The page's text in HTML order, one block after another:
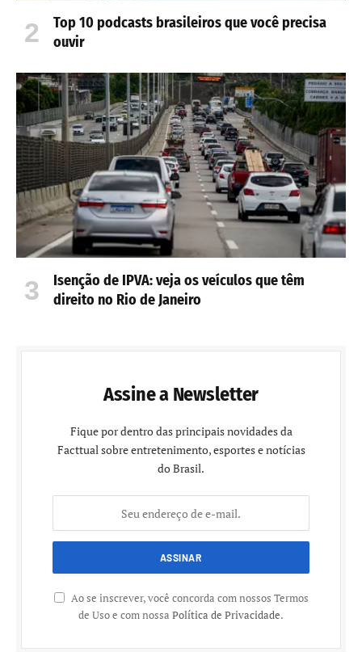
Top 10 podcasts brasileiros que você precisa
ouvir
Isenção de IPVA: veja os veículos que têm
direito no Rio de Janeiro
Assine a Newsletter
Fique por dentro das principais novidades da
Facttual sobre entretenimento, esportes e notícias
do Brasil.
Ao se inscrever, você concorda com nossos Termos
de Uso e com nossa Política de Privacidade.